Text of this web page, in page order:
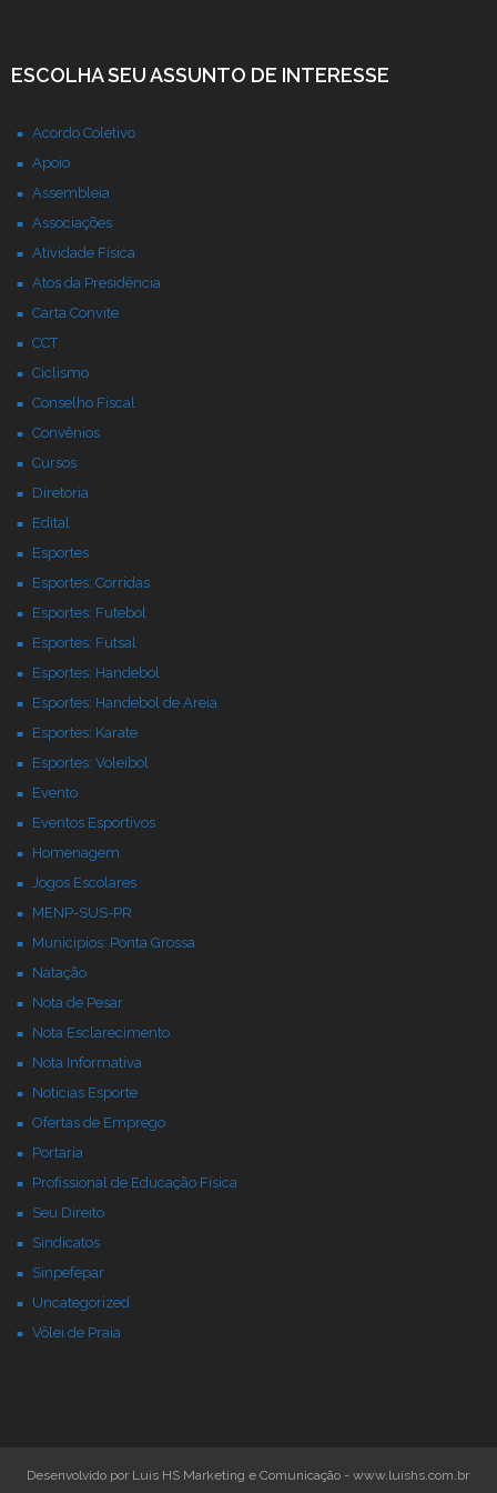
ESCOLHA SEU ASSUNTO DE INTERESSE
Acordo Coletivo
Apoio
Assembleia
Associações
Atividade Física
Atos da Presidência
Carta Convite
CCT
Ciclismo
Conselho Fiscal
Convênios
Cursos
Diretoria
Edital
Esportes
Esportes: Corridas
Esportes: Futebol
Esportes: Futsal
Esportes: Handebol
Esportes: Handebol de Areia
Esportes: Karate
Esportes: Voleibol
Evento
Eventos Esportivos
Homenagem
Jogos Escolares
MENP-SUS-PR
Municipios: Ponta Grossa
Natação
Nota de Pesar
Nota Esclarecimento
Nota Informativa
Noticias Esporte
Ofertas de Emprego
Portaria
Profissional de Educação Física
Seu Direito
Sindicatos
Sinpefepar
Uncategorized
Vôlei de Praia
Desenvolvido por Luis HS Marketing e Comunicação - www.luishs.com.br